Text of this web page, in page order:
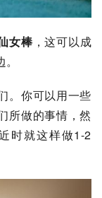
女棒，这可以成
。你可以用一些
所做的事情，然
时就这样做1-2